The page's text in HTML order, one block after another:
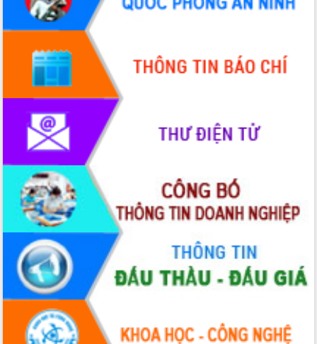
Tập huấn nâng cao năng lực triển khai
chuyển đổi số cho cán bộ, công chức
cấp xã
Đắk Lắk phát động hưởng ứng Ngày
Quyền của người tiêu dùng Việt Nam
Đẩy mạnh cải cách hành chính, quyết
tâm đạt được mục tiêu tăng trưởng
hai con số trong năm 2026
Tổ chức trang trọng Lễ hội Đền thờ
Lương Văn Chánh năm 2026
Phó Bí thư Tỉnh ủy Đắk Lắk Đỗ Hữu
Huy giữ chức Bí thư Đảng ủy Ủy Ban
Nhân dân tỉnh
Bệnh án điện tử thúc đẩy chuyển đổi
số y tế tại Đắk Lắk
Chuyển đổi số thư viện: Mở rộng
không gian tri thức trong thời đại số
Đánh giá, rút kinh nghiệm công tác tổ
chức diễn tập trước ngày bầu cử
Chương trình “Gặp gỡ hữu nghị –
Friendship Meeting New Year 2026”